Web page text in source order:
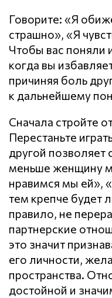
Говорите: «Я
страшно», «Я
Чтобы вас поняли
когда вы
причиняя боль
к дальнейшему
Сначала стройте
Перестаньте
другой позволяет
меньше женщину
нравимся мы ей»,
тем крепче будет
правило, не
партнерские
это значит
его личности,
пространства.
достойной и